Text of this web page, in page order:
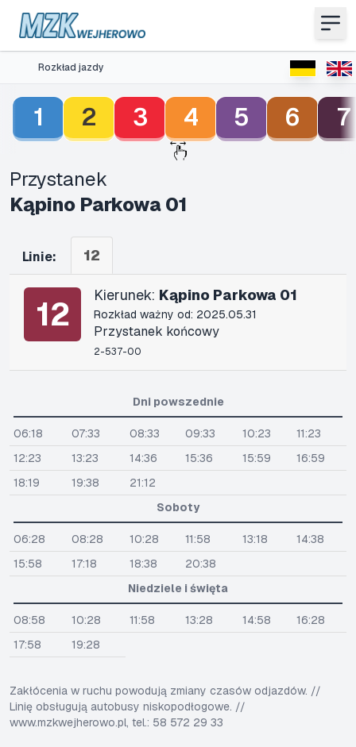
Rozkład jazdy
1 2 3 4 5 6 7
Przystanek
Kąpino Parkowa 01
Linie: 12
12 Kierunek: Kąpino Parkowa 01
Rozkład ważny od: 2025.05.31
Przystanek końcowy
2-537-00
Dni powszednie
06:18 07:33 08:33 09:33 10:23
11:23
12:23
13:23 14:36 15:36 15:59
16:59
18:19
19:38
21:12
Soboty
06:28 08:28 10:28 11:58 13:18
14:38
15:58
17:18 18:38
20:38
Niedziele i święta
08:58 10:28 11:58 13:28 14:58
16:28
17:58
19:28
Zakłócenia w ruchu powodują zmiany czasów odjazdów. //
Linię obsługują autobusy niskopodłogowe. //
www.mzkwejherowo.pl, tel.: 58 572 29 33